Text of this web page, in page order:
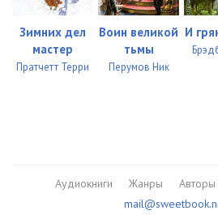
Зимних дел
мастер
Пратчетт Терри
Воин великой
тьмы
Перумов Ник
И
Аудиокниги Жанры Авторы